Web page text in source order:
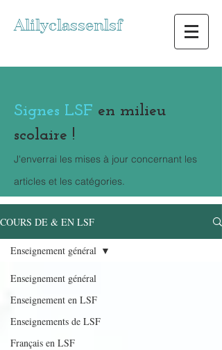
Alilyclassenlsf
Signes LSF en milieu
scolaire !
J'enverrai les mises à jour concernant les
articles et les catégories.
COURS DE & EN LSF
Enseignement général
Enseignement en LSF
Enseignements de LSF
Français en LSF
Enseignement général